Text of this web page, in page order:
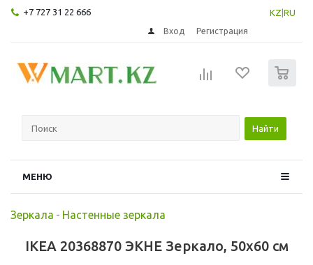
+7 727 31 22 666 KZ RU
Вход Регистрация
Найти
МЕНЮ
Зеркала - Настенные зеркала
IKEA 20368870 ЭКНЕ Зеркало, 50x60 см